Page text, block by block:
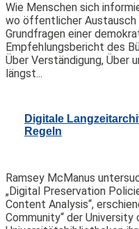
Wie Menschen sich
wo öffentlicher
Grundfragen einer
Empfehlungsbericht des
Über Verständigung, Über
längst...
Digitale
Regeln
Ramsey McManus
„Digital Preservation
Content Analysis“,
Community“ der